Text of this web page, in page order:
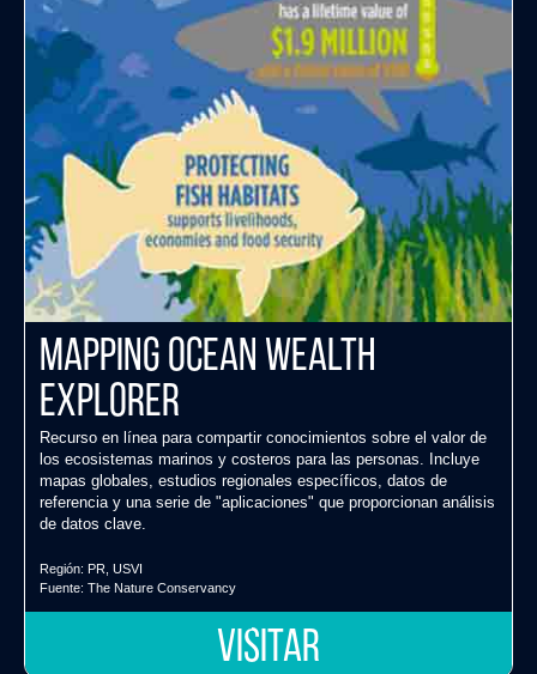
Mapping Ocean Wealth
Explorer
Recurso en línea para compartir conocimientos sobre el valor de
los ecosistemas marinos y costeros para las personas. Incluye
mapas globales, estudios regionales específicos, datos de
referencia y una serie de "aplicaciones" que proporcionan análisis
de datos clave.
Región: PR USVI
Fuente: The Nature Conservancy
VISITAR